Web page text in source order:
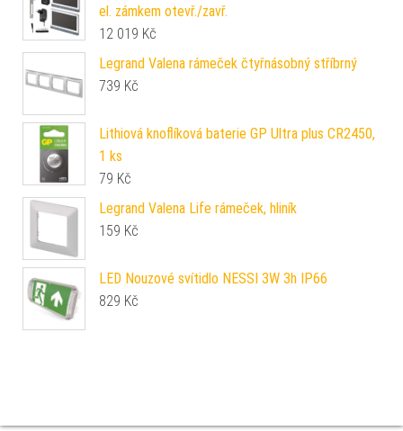
el. zámkem otevř./zavř.
12 019 Kč
Legrand Valena rámeček čtyřnásobný stříbrný
739 Kč
Lithiová knoflíková baterie GP Ultra plus CR2450,
1 ks
79 Kč
Legrand Valena Life rámeček, hliník
159 Kč
LED Nouzové svítidlo NESSI 3W 3h IP66
829 Kč